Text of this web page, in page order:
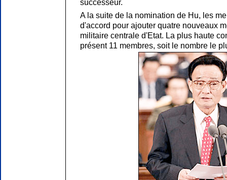
successeur.
A la suite de la nomination de Hu, les
d'accord pour ajouter quatre nouveaux
militaire centrale d'Etat. La plus haute
présent 11 membres, soit le nombre le